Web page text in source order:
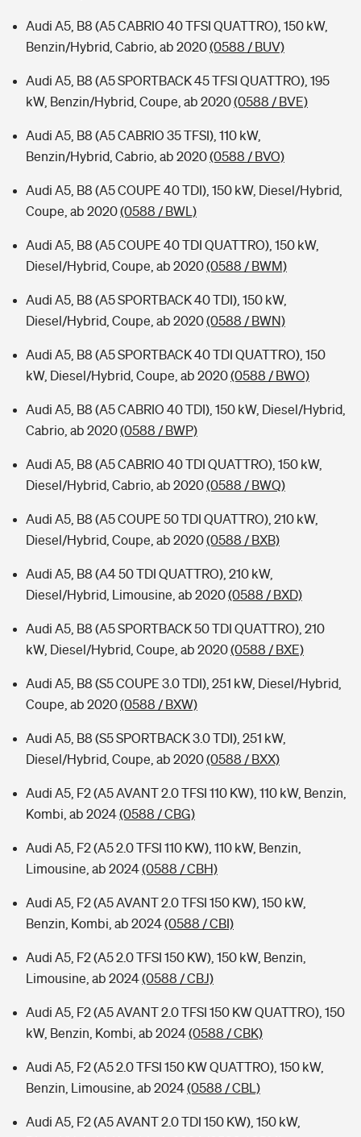
Audi A5, B8 (A5 CABRIO 40 TFSI QUATTRO), 150 kW,
Benzin/Hybrid, Cabrio, ab 2020(0588 / BUV)
Audi A5, B8 (A5 SPORTBACK 45 TFSI QUATTRO), 195
kW, Benzin/Hybrid, Coupe, ab 2020(0588 / BVE)
Audi A5, B8 (A5 CABRIO 35 TFSI), 110 kW,
Benzin/Hybrid, Cabrio, ab 2020(0588 / BVO)
Audi A5, B8 (A5 COUPE 40 TDI), 150 kW, Diesel/Hybrid,
Coupe, ab 2020(0588 / BWL)
Audi A5, B8 (A5 COUPE 40 TDI QUATTRO), 150 kW,
Diesel/Hybrid, Coupe, ab 2020(0588 / BWM)
Audi A5, B8 (A5 SPORTBACK 40 TDI), 150 kW,
Diesel/Hybrid, Coupe, ab 2020(0588 / BWN)
Audi A5, B8 (A5 SPORTBACK 40 TDI QUATTRO), 150
kW, Diesel/Hybrid, Coupe, ab 2020(0588 / BWO)
Audi A5, B8 (A5 CABRIO 40 TDI), 150 kW, Diesel/Hybrid,
Cabrio, ab 2020(0588 / BWP)
Audi A5, B8 (A5 CABRIO 40 TDI QUATTRO), 150 kW,
Diesel/Hybrid, Cabrio, ab 2020(0588 / BWQ)
Audi A5, B8 (A5 COUPE 50 TDI QUATTRO), 210 kW,
Diesel/Hybrid, Coupe, ab 2020(0588 / BXB)
Audi A5, B8 (A4 50 TDI QUATTRO), 210 kW,
Diesel/Hybrid, Limousine, ab 2020(0588 / BXD)
Audi A5, B8 (A5 SPORTBACK 50 TDI QUATTRO), 210
kW, Diesel/Hybrid, Coupe, ab 2020(0588 / BXE)
Audi A5, B8 (S5 COUPE 3.0 TDI), 251 kW, Diesel/Hybrid,
Coupe, ab 2020(0588 / BXW)
Audi A5, B8 (S5 SPORTBACK 3.0 TDI), 251 kW,
Diesel/Hybrid, Coupe, ab 2020(0588 / BXX)
Audi A5, F2 (A5 AVANT 2.0 TFSI 110 KW), 110 kW, Benzin,
Kombi, ab 2024(0588 / CBG)
Audi A5, F2 (A5 2.0 TFSI 110 KW), 110 kW, Benzin,
Limousine, ab 2024(0588 / CBH)
Audi A5, F2 (A5 AVANT 2.0 TFSI 150 KW), 150 kW,
Benzin, Kombi, ab 2024(0588 / CBI)
Audi A5, F2 (A5 2.0 TFSI 150 KW), 150 kW, Benzin,
Limousine, ab 2024(0588 / CBJ)
Audi A5, F2 (A5 AVANT 2.0 TFSI 150 KW QUATTRO), 150
kW, Benzin, Kombi, ab 2024(0588 / CBK)
Audi A5, F2 (A5 2.0 TFSI 150 KW QUATTRO), 150 kW,
Benzin, Limousine, ab 2024(0588 / CBL)
Audi A5, F2 (A5 AVANT 2.0 TDI 150 KW), 150 kW,